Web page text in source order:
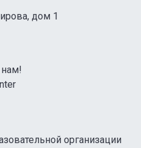
дом 1
организации